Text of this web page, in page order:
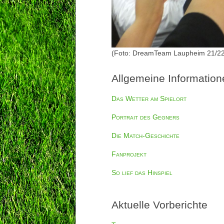
(Foto: DreamTeam Laupheim 21/
Allgemeine
Das Wetter am Spielort
Portrait des Gegners
Die Match-Geschichte
Fanprojekt
So lief das Hinspiel
Aktuelle Vorberichte